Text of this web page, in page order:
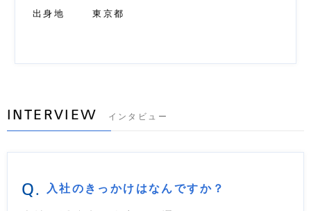
出身地 東京都
INTERVIEW インタビュー
Q. 入社のきっかけはなんですか？